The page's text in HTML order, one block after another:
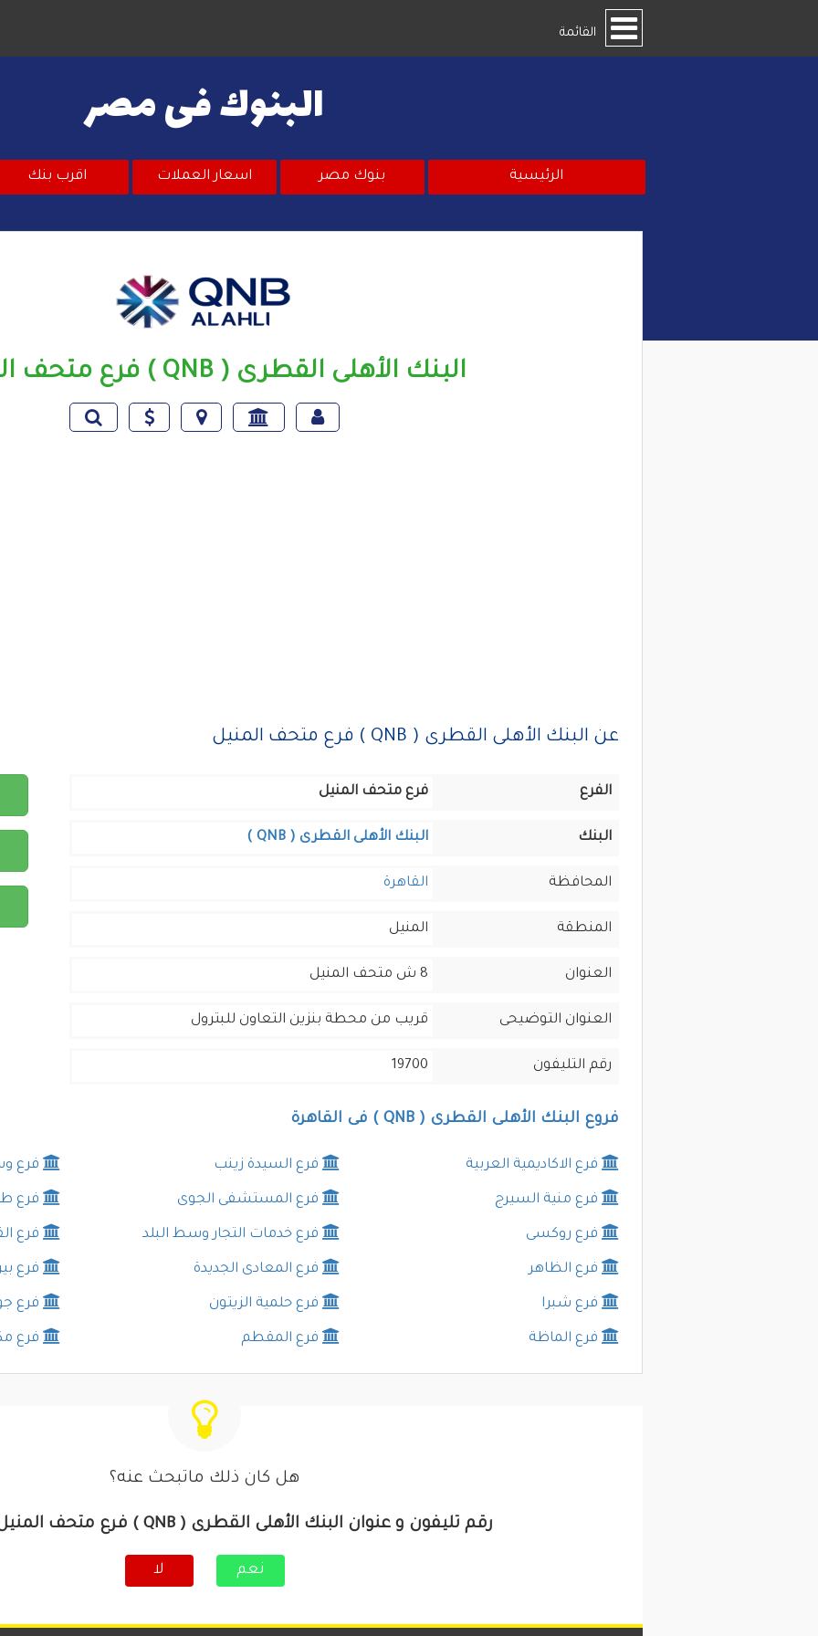
القائمة
البنوك فى مصر
الرئيسية بنوك مصر اسعار العملات اقرب بنك
البنك الأهلى القطرى ( QNB ) فرع متحف المنيل
عن البنك الأهلى القطرى ( QNB ) فرع متحف المنيل
الفرع فرع متحف المنيل
البنك البنك الأهلى القطرى ( QNB )
المحافظة القاهرة
المنطقة المنيل
العنوان 8 ش متحف المنيل
العنوان التوضيحى قريب من محطة بنزين التعاون للبترول
رقم التليفون 19700
فروع البنك الأهلى القطرى ( QNB ) فى القاهرة
فرع الاكاديمية العربية فرع السيدة زينب فرع
فرع منية السيرج فرع المستشفى الجوى فرع
فرع روكسى فرع خدمات التجار وسط البلد فرع
فرع الظاهر فرع المعادى الجديدة فرع
فرع شبرا فرع حلمية الزيتون فرع
فرع الماظة فرع المقطم فرع
هل كان ذلك ماتبحث عنه؟
رقم تليفون و عنوان البنك الأهلى القطرى ( QNB ) فرع متحف المنيل [ القاهرة ]
نعم لا